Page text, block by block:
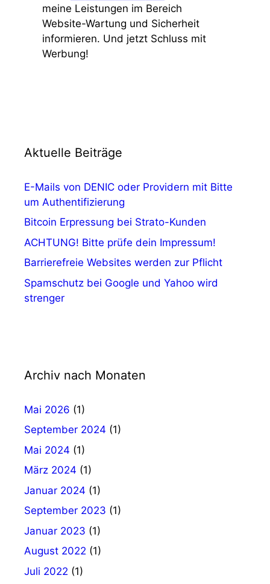
meine Leistungen im Bereich
Website-Wartung und Sicherheit
informieren. Und jetzt Schluss mit
Werbung!
Aktuelle Beiträge
E-Mails von DENIC oder Providern mit Bitte
um Authentifizierung
Bitcoin Erpressung bei Strato-Kunden
ACHTUNG! Bitte prüfe dein Impressum!
Barrierefreie Websites werden zur Pflicht
Spamschutz bei Google und Yahoo wird
strenger
Archiv nach Monaten
Mai 2026 (1)
September 2024 (1)
Mai 2024 (1)
März 2024 (1)
Januar 2024 (1)
September 2023 (1)
Januar 2023 (1)
August 2022 (1)
Juli 2022 (1)